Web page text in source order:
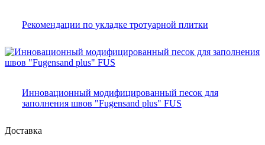
Рекомендации по укладке тротуарной плитки
Инновационный модифицированный песок для
заполнения швов "Fugensand plus" FUS
Доставка